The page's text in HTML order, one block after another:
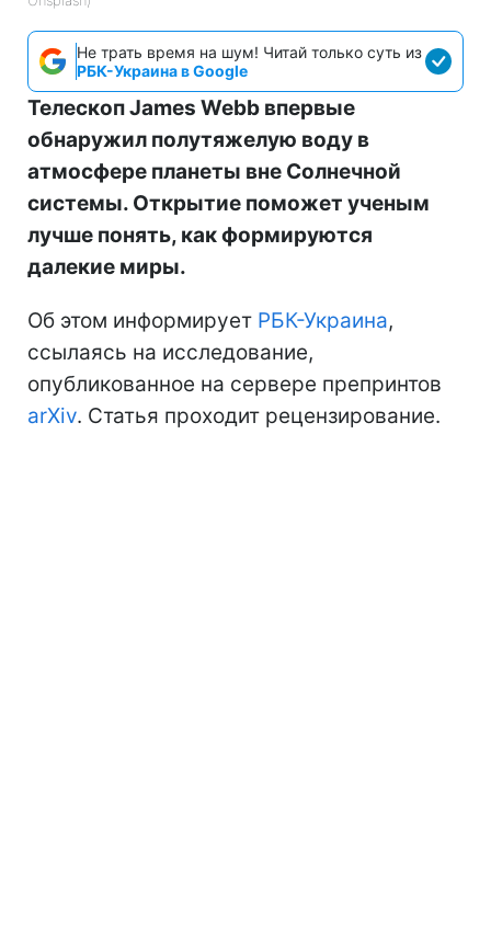
Не трать время на шум! Читай только суть из
РБК-Украина в Google
Телескоп James Webb впервые
обнаружил полутяжелую воду в
атмосфере планеты вне Солнечной
системы. Открытие поможет ученым
лучше понять, как формируются
далекие миры.
Об этом информирует РБК-Украина,
ссылаясь на исследование,
опубликованное на сервере препринтов
arXiv. Статья проходит рецензирование.